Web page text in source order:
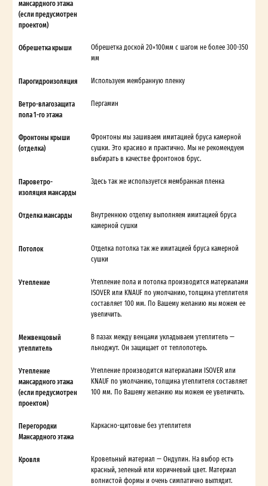
мансардного этажа
(если предусмотрен
проектом)
Обрешетка крыши
Обрешетка доской 20×100мм с шагом не более 300-350
мм
Парогидроизоляция Используем мембранную пленку
Ветро-влагозащита
пола 1-го этажа
Пергамин
Фронтоны крыши
(отделка)
Фронтоны мы зашиваем имитацией бруса камерной
сушки. Это красиво и практично. Мы не рекомендуем
выбирать в качестве фронтонов брус.
Пароветро-
изоляция мансарды
Здесь так же используется мембранная пленка
Отделка мансарды
Внутреннюю отделку выполняем имитацией бруса
камерной сушки
Потолок
Отделка потолка так же имитацией бруса камерной
сушки
Утепление
Утепление пола и потолка производится материалами
ISOVER или KNAUF по умолчанию, толщина утеплителя
составляет 100 мм. По Вашему желанию мы можем ее
увеличить.
Межвенцовый
утеплитель
В пазах между венцами укладываем утеплитель —
льноджут. Он защищает от теплопотерь.
Утепление
мансардного этажа
(если предусмотрен
проектом)
Утепление производится материалами ISOVER или
KNAUF по умолчанию, толщина утеплителя составляет
100 мм. По Вашему желанию мы можем ее увеличить.
Перегородки
Мансардного этажа
Каркасно-щитовые без утеплителя
Кровля
Кровельный материал — Ондулин. На выбор есть
красный, зеленый или коричневый цвет. Материал
волнистой формы и очень симпатично выглядит.